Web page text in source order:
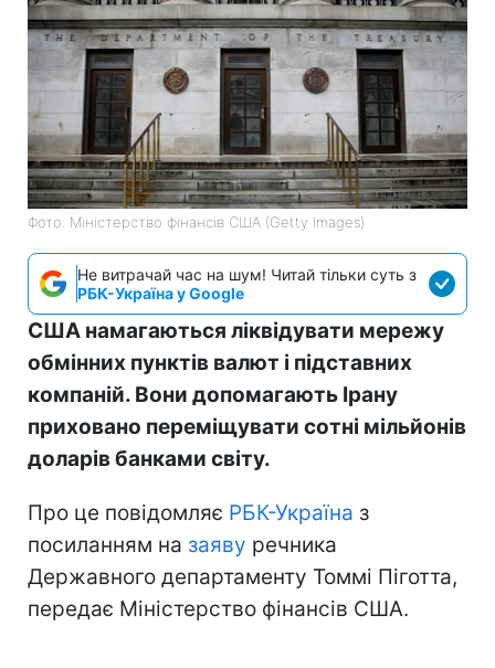
Фото: Міністерство фінансів СШA (Getty Images)
Не витрачай час на шум! Читай тільки суть з
РБК-Україна у Google
США намагаються ліквідувати мережу
обмінних пунктів валют і підставних
компаній. Вони допомагають Ірану
приховано переміщувати сотні мільйонів
доларів банками світу.
Про це повідомляє РБК-Україна з
посиланням на заяву речника
Державного департаменту Томмі Піготта,
передає Міністерство фінансів США.